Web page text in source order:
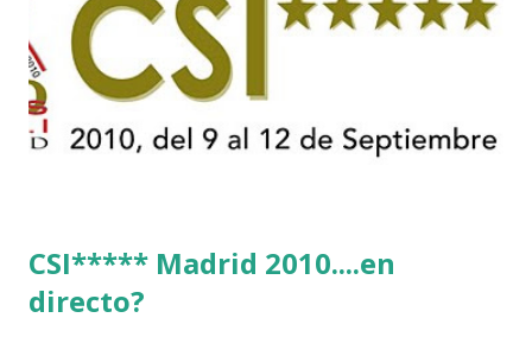
CSI***** Madrid 2010....en
directo?